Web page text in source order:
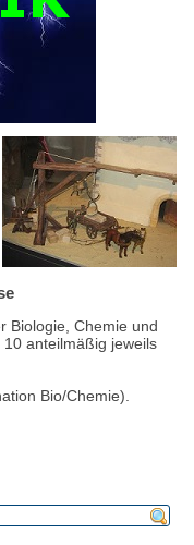
Biologie, Chemie und
anteilmäßig jeweils
Bio/Chemie).